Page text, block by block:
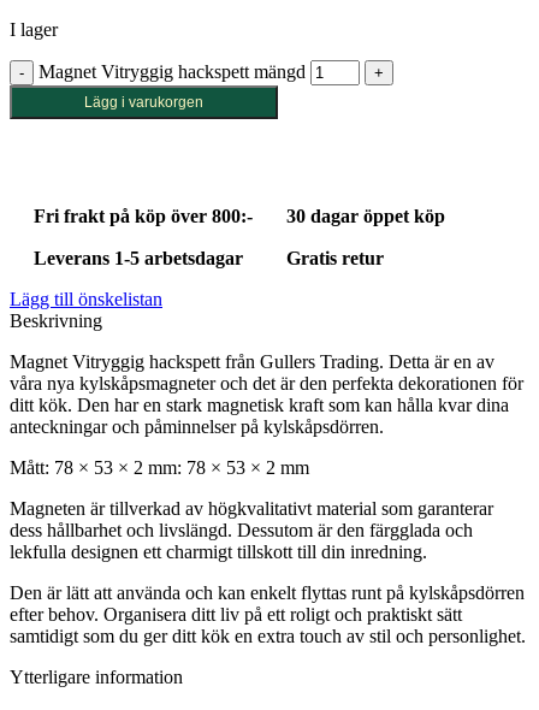
I lager
Magnet Vitryggig hackspett mängd
Lägg i varukorgen
Fri frakt på köp över 800:- 30 dagar öppet köp
Leverans 1-5 arbetsdagar
Gratis retur
Lägg till önskelistan
Beskrivning
Magnet Vitryggig hackspett från Gullers Trading. Detta är en av
våra nya kylskåpsmagneter och det är den perfekta dekorationen för
ditt kök. Den har en stark magnetisk kraft som kan hålla kvar dina
anteckningar och påminnelser på kylskåpsdörren.
Mått: 78 × 53 × 2 mm: 78 × 53 × 2 mm
Magneten är tillverkad av högkvalitativt material som garanterar
dess hållbarhet och livslängd. Dessutom är den färgglada och
lekfulla designen ett charmigt tillskott till din inredning.
Den är lätt att använda och kan enkelt flyttas runt på kylskåpsdörren
efter behov. Organisera ditt liv på ett roligt och praktiskt sätt
samtidigt som du ger ditt kök en extra touch av stil och personlighet.
Ytterligare information